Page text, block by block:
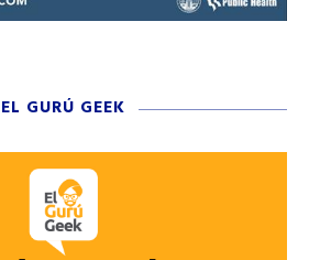
EL GURÚ GEEK